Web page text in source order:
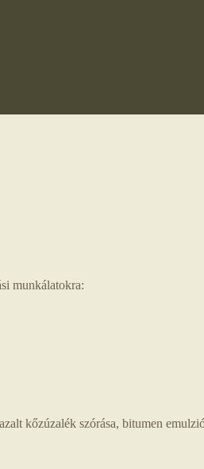
munkálatokra:
kőzúzalék szórása, bitumen